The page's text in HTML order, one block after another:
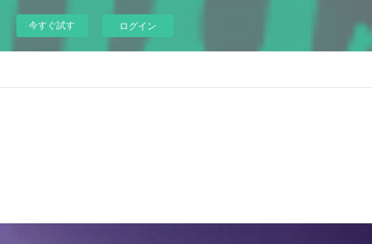
今すぐ試す ログイン